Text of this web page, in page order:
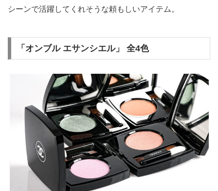
シーンで活躍してくれそうな頼もしいアイテム。
「オンブル エサンシエル」 全4色